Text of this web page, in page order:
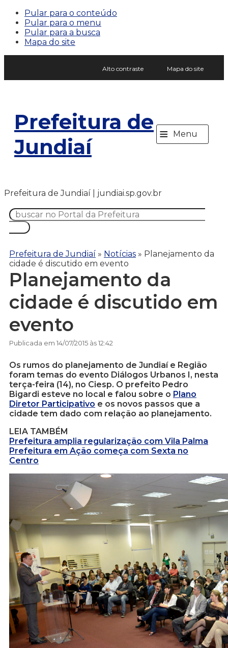
Pular para o conteúdo
Pular para o menu
Pular para a busca
Mapa do site
Alto contraste Mapa do site
Prefeitura de
Jundiaí
≡ Menu
Prefeitura de Jundiaí | jundiai.sp.gov.br
Prefeitura de Jundiaí » Notícias » Planejamento da
cidade é discutido em evento
Planejamento da
cidade é discutido em
evento
Publicada em 14/07/2015 às 12:42
Os rumos do planejamento de Jundiaí e Região
foram temas do evento Diálogos Urbanos I, nesta
terça-feira (14), no Ciesp. O prefeito Pedro
Bigardi esteve no local e falou sobre o Plano
Diretor Participativo e os novos passos que a
cidade tem dado com relação ao planejamento.
LEIA TAMBÉM
Prefeitura amplia regularização com Vila Palma
Prefeitura em Ação começa com Sexta no
Centro